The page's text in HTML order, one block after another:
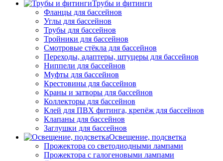
Трубы и фитинги
Фланцы для бассейнов
Углы для бассейнов
Трубы для бассейнов
Тройники для бассейнов
Смотровые стёкла для бассейнов
Переходы, адаптеры, штуцеры для бассейнов
Ниппели для бассейнов
Муфты для бассейнов
Крестовины для бассейнов
Краны и затворы для бассейнов
Коллекторы для бассейнов
Клей для ПВХ фитинга, крепёж для бассейнов
Клапаны для бассейнов
Заглушки для бассейнов
Освещение, подсветка
Прожектора со светодиодными лампами
Прожектора с галогеновыми лампами